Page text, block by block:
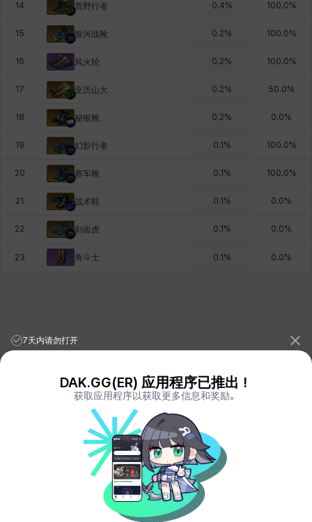
14 荒野行者 0.4% 100.0%
15 银河战靴 0.2% 100.0%
16 风火轮 0.2% 100.0%
17 亚历山大 0.2% 50.0%
18 秘银靴 0.2% 0.0%
19 幻影行者 0.1 % 100.0%
20 赛车靴 0.1 % 100.0%
21 战术鞋 0.1 % 0.0%
22 剑齿虎 0.1 % 0.0%
23 角斗士 0.1 % 0.0%
League of Legends StatsPORO.GG
Teamfight Tactics Stats
LOLCHESS.GG
VALORANT.DAK.GG
PUBG.DAK.GG
Eternal Return StatsER.DAK.GG
Genshin Impact Stats
GENSHIN.DAK.GG
DEADLOCK.DAK.GG
7天内请勿打开
DAK.GG(ER) 应用程序已推出！
获取应用程序以获取更多信息和奖励。